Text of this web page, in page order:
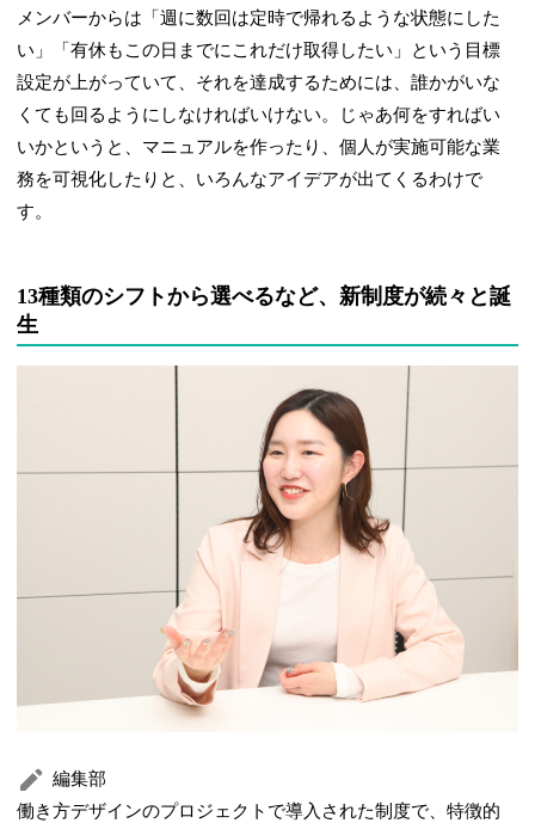
メンバーからは「週に数回は定時で帰れるような状態にした
い」「有休もこの日までにこれだけ取得したい」という目標
設定が上がっていて、それを達成するためには、誰かがいな
くても回るようにしなければいけない。じゃあ何をすればい
いかというと、マニュアルを作ったり、個人が実施可能な業
務を可視化したりと、いろんなアイデアが出てくるわけで
す。
13種類のシフトから選べるなど、新制度が続々と誕
生
編集部
働き方デザインのプロジェクトで導入された制度で、特徴的